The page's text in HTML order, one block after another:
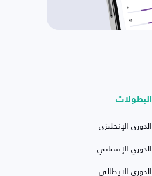
البطولات
الدوري الإنجليزي
الدوري الإسباني
الدوري الإيطالي